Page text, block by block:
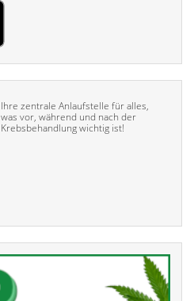
Ihre zentrale Anlaufstelle für alles,
was vor, während und nach der
Krebsbehandlung wichtig ist!